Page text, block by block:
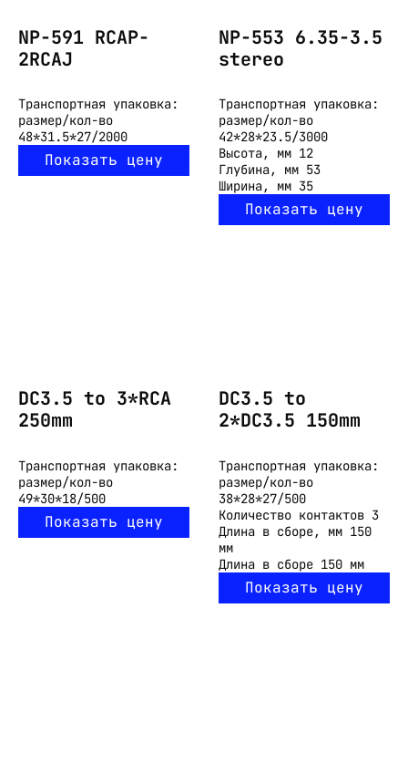
NP-591 RCAP-
2RCAJ
Транспортная упаковка:
размер/кол-во
48*31.5*27/2000
Показать цену
NP-553 6.35-3.5
stereo
Транспортная упаковка:
размер/кол-во
42*28*23.5/3000
Высота, мм 12
Глубина, мм 53
Ширина, мм 35
Показать цену
DC3.5 to 3*RCA
250mm
Транспортная упаковка:
размер/кол-во
49*30*18/500
Показать цену
DC3.5 to
2*DC3.5 150mm
Транспортная упаковка:
размер/кол-во
38*28*27/500
Количество контактов 3
Длина в сборе, мм 150
мм
Длина в сборе 150 мм
Показать цену